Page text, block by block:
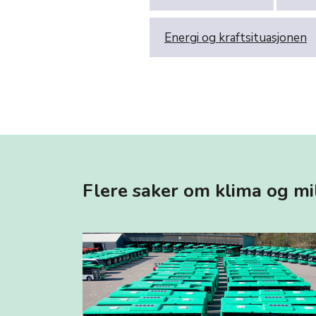
Energi og kraftsituasjonen
Flere saker om klima og